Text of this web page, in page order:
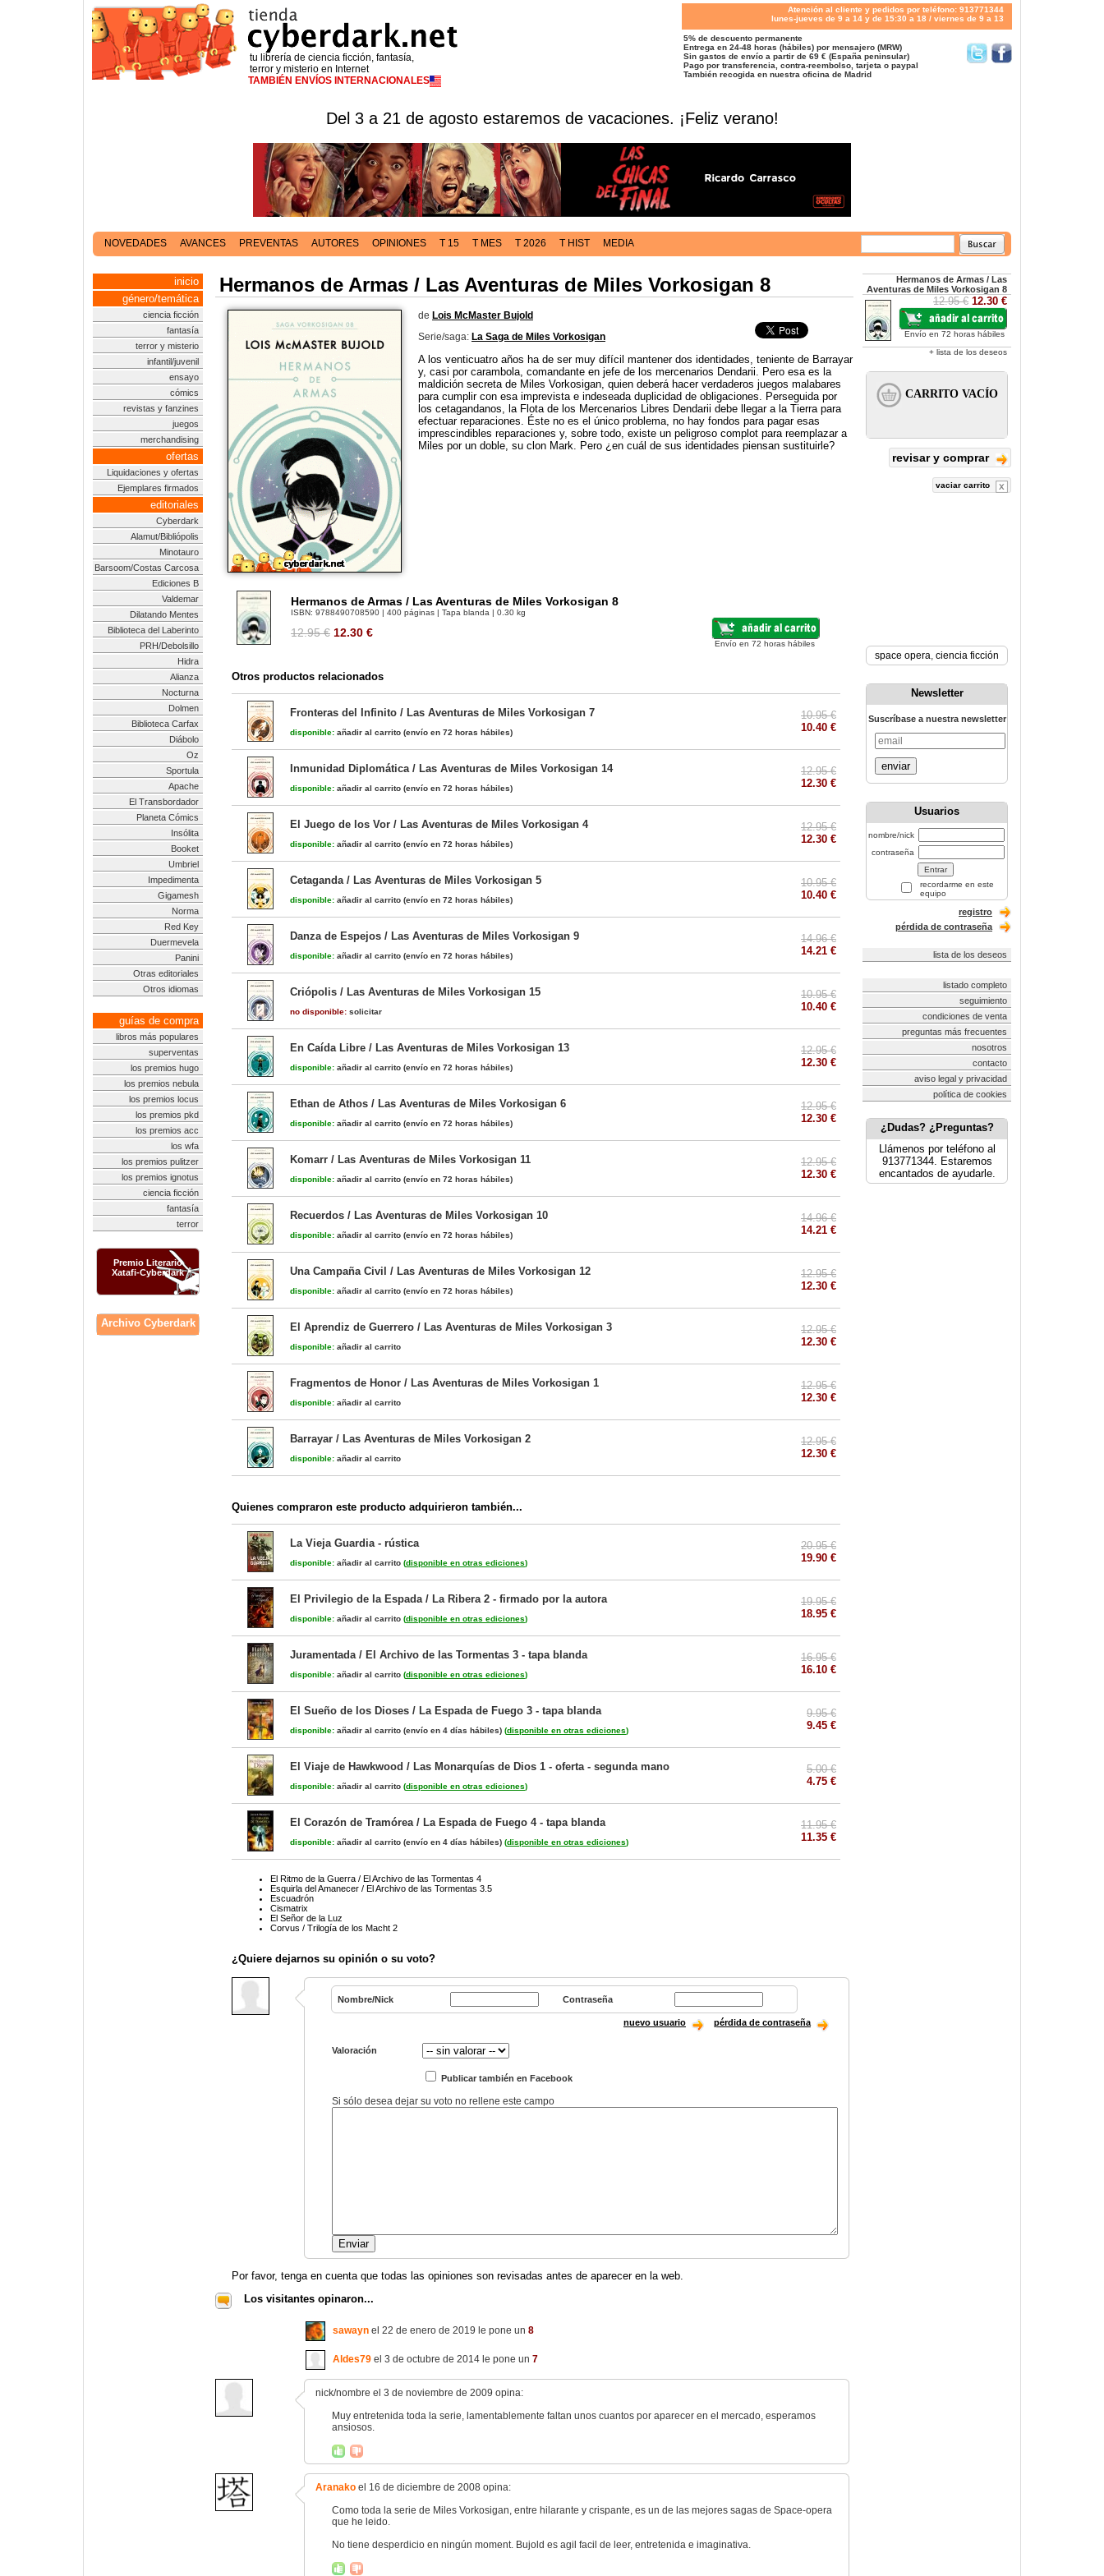
tu librería de ciencia ficción, fantasía,
terror y misterio en Internet
TAMBIÉN ENVÍOS INTERNACIONALES
Atención al cliente y pedidos por teléfono: 913771344
lunes-jueves de 9 a 14 y de 15:30 a 18 / viernes de 9 a 13
5% de descuento permanente
Entrega en 24-48 horas (hábiles) por mensajero (MRW)
Sin gastos de envío a partir de 69 € (España peninsular)
Pago por transferencia, contra-reembolso, tarjeta o paypal
También recogida en nuestra oficina de Madrid
Del 3 a 21 de agosto estaremos de vacaciones. ¡Feliz verano!
NOVEDADES AVANCES PREVENTAS AUTORES OPINIONES T 15 T MES T 2026 T HIST MEDIA
inicio
género/temática
ciencia ficción
fantasía
terror y misterio
infantil/juvenil
ensayo
cómics
revistas y fanzines
juegos
merchandising
ofertas
Liquidaciones y ofertas
Ejemplares firmados
editoriales
Cyberdark
Alamut/Bibliópolis
Minotauro
Barsoom/Costas Carcosa
Ediciones B
Valdemar
Dilatando Mentes
Biblioteca del Laberinto
PRH/Debolsillo
Hidra
Alianza
Nocturna
Dolmen
Biblioteca Carfax
Diábolo
Oz
Sportula
Apache
El Transbordador
Planeta Cómics
Insólita
Booket
Umbriel
Impedimenta
Gigamesh
Norma
Red Key
Duermevela
Panini
Otras editoriales
Otros idiomas
guías de compra
libros más populares
superventas
los premios hugo
los premios nebula
los premios locus
los premios pkd
los premios acc
los wfa
los premios pulitzer
los premios ignotus
ciencia ficción
fantasía
terror
Premio Literario
Xatafi-Cyberdark
Archivo Cyberdark
Hermanos de Armas / Las Aventuras de Miles Vorkosigan 8
de Lois McMaster Bujold
Serie/saga: La Saga de Miles Vorkosigan
A los venticuatro años ha de ser muy difícil mantener dos identidades, teniente de Barrayar
y, casi por carambola, comandante en jefe de los mercenarios Dendarii. Pero esa es la
maldición secreta de Miles Vorkosigan, quien deberá hacer verdaderos juegos malabares
para cumplir con esa imprevista e indeseada duplicidad de obligaciones. Perseguida por
los cetagandanos, la Flota de los Mercenarios Libres Dendarii debe llegar a la Tierra para
efectuar reparaciones. Éste no es el único problema, no hay fondos para pagar esas
imprescindibles reparaciones y, sobre todo, existe un peligroso complot para reemplazar a
Miles por un doble, su clon Mark. Pero ¿en cuál de sus identidades piensan sustituirle?
Hermanos de Armas / Las Aventuras de Miles Vorkosigan 8
ISBN: 9788490708590 | 400 páginas | Tapa blanda | 0.30 kg
12.95 € 12.30 €
Envío en 72 horas hábiles
Otros productos relacionados
Fronteras del Infinito / Las Aventuras de Miles Vorkosigan 7
disponible: añadir al carrito (envío en 72 horas hábiles)
10.95 €
10.40 €
Inmunidad Diplomática / Las Aventuras de Miles Vorkosigan 14
disponible: añadir al carrito (envío en 72 horas hábiles)
12.95 €
12.30 €
El Juego de los Vor / Las Aventuras de Miles Vorkosigan 4
disponible: añadir al carrito (envío en 72 horas hábiles)
12.95 €
12.30 €
Cetaganda / Las Aventuras de Miles Vorkosigan 5
disponible: añadir al carrito (envío en 72 horas hábiles)
10.95 €
10.40 €
Danza de Espejos / Las Aventuras de Miles Vorkosigan 9
disponible: añadir al carrito (envío en 72 horas hábiles)
14.96 €
14.21 €
Criópolis / Las Aventuras de Miles Vorkosigan 15
no disponible: solicitar
10.95 €
10.40 €
En Caída Libre / Las Aventuras de Miles Vorkosigan 13
disponible: añadir al carrito (envío en 72 horas hábiles)
12.95 €
12.30 €
Ethan de Athos / Las Aventuras de Miles Vorkosigan 6
disponible: añadir al carrito (envío en 72 horas hábiles)
12.95 €
12.30 €
Komarr / Las Aventuras de Miles Vorkosigan 11
disponible: añadir al carrito (envío en 72 horas hábiles)
12.95 €
12.30 €
Recuerdos / Las Aventuras de Miles Vorkosigan 10
disponible: añadir al carrito (envío en 72 horas hábiles)
14.96 €
14.21 €
Una Campaña Civil / Las Aventuras de Miles Vorkosigan 12
disponible: añadir al carrito (envío en 72 horas hábiles)
12.95 €
12.30 €
El Aprendiz de Guerrero / Las Aventuras de Miles Vorkosigan 3
disponible: añadir al carrito
12.95 €
12.30 €
Fragmentos de Honor / Las Aventuras de Miles Vorkosigan 1
disponible: añadir al carrito
12.95 €
12.30 €
Barrayar / Las Aventuras de Miles Vorkosigan 2
disponible: añadir al carrito
12.95 €
12.30 €
Quienes compraron este producto adquirieron también...
La Vieja Guardia - rústica
disponible: añadir al carrito (disponible en otras ediciones)
20.95 €
19.90 €
El Privilegio de la Espada / La Ribera 2 - firmado por la autora
disponible: añadir al carrito (disponible en otras ediciones)
19.95 €
18.95 €
Juramentada / El Archivo de las Tormentas 3 - tapa blanda
disponible: añadir al carrito (disponible en otras ediciones)
16.95 €
16.10 €
El Sueño de los Dioses / La Espada de Fuego 3 - tapa blanda
disponible: añadir al carrito (envío en 4 días hábiles) (disponible en otras ediciones)
9.95 €
9.45 €
El Viaje de Hawkwood / Las Monarquías de Dios 1 - oferta - segunda mano
disponible: añadir al carrito (disponible en otras ediciones)
5.00 €
4.75 €
El Corazón de Tramórea / La Espada de Fuego 4 - tapa blanda
disponible: añadir al carrito (envío en 4 días hábiles) (disponible en otras ediciones)
11.95 €
11.35 €
El Ritmo de la Guerra / El Archivo de las Tormentas 4
Esquirla del Amanecer / El Archivo de las Tormentas 3.5
Escuadrón
Cismatrix
El Señor de la Luz
Corvus / Trilogía de los Macht 2
¿Quiere dejarnos su opinión o su voto?
Nombre/Nick Contraseña
nuevo usuario pérdida de contraseña
Valoración
Publicar también en Facebook
Si sólo desea dejar su voto no rellene este campo
Por favor, tenga en cuenta que todas las opiniones son revisadas antes de aparecer en la web.
Los visitantes opinaron...
sawayn el 22 de enero de 2019 le pone un 8
Aldes79 el 3 de octubre de 2014 le pone un 7
nick/nombre el 3 de noviembre de 2009 opina:
Muy entretenida toda la serie, lamentablemente faltan unos cuantos por aparecer en el mercado, esperamos
ansiosos.
Aranako el 16 de diciembre de 2008 opina:
Como toda la serie de Miles Vorkosigan, entre hilarante y crispante, es un de las mejores sagas de Space-opera
que he leido.
No tiene desperdicio en ningún moment. Bujold es agil facil de leer, entretenida e imaginativa.
Hermanos de Armas / Las
Aventuras de Miles Vorkosigan 8
12.95 € 12.30 €
Envío en 72 horas hábiles
+ lista de los deseos
revisar y comprar
vaciar carrito
space opera, ciencia ficción
Newsletter
Suscríbase a nuestra newsletter
enviar
Usuarios
nombre/nick
contraseña
recordarme en este
equipo
registro
pérdida de contraseña
lista de los deseos
listado completo
seguimiento
condiciones de venta
preguntas más frecuentes
nosotros
contacto
aviso legal y privacidad
política de cookies
¿Dudas? ¿Preguntas?
Llámenos por teléfono al
913771344. Estaremos
encantados de ayudarle.